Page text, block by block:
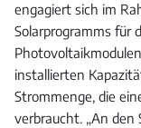
engagiert sich im
Solarprogramms für
installierten
Strommenge, die
verbraucht. „An den